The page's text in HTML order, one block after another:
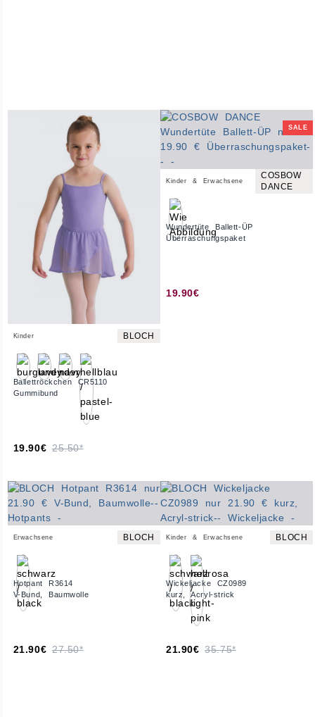
Kinder BLOCH
Ballettröckchen CR5110
Gummibund
19.90€ 25.50*
SALE
Kinder & Erwachsene
COSBOW
DANCE
Wundertüte Ballett-ÜP
Überraschungspaket
19.90€
Erwachsene BLOCH
Hotpant R3614
V-Bund, Baumwolle
21.90€ 27.50*
Kinder & Erwachsene BLOCH
Wickeljacke CZ0989
kurz, Acryl-strick
21.90€ 35.75*